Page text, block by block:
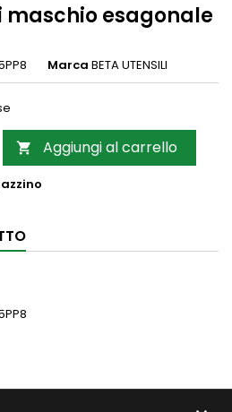
maschio esagonale
Marca BETA UTENSILI
 Aggiungi al carrello